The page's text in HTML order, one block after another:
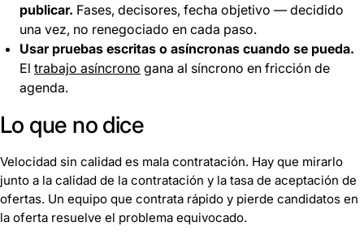
publicar. Fases, decisores, fecha objetivo — decidido
una vez, no renegociado en cada paso.
Usar pruebas escritas o asíncronas cuando se pueda.
El trabajo asíncrono gana al síncrono en fricción de
agenda.
Lo que no dice
Velocidad sin calidad es mala contratación. Hay que mirarlo
junto a la calidad de la contratación y la tasa de aceptación de
ofertas. Un equipo que contrata rápido y pierde candidatos en
la oferta resuelve el problema equivocado.